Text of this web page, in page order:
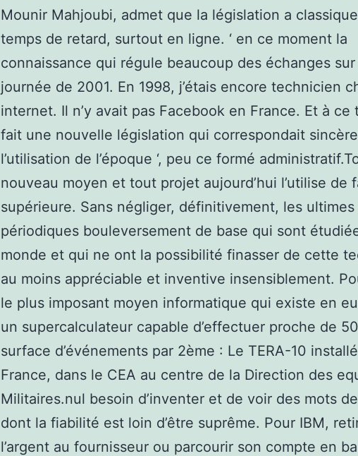
Mounir Mahjoubi, admet que la législation a
temps de retard, surtout en ligne. ‘ en ce moment la
connaissance qui régule beaucoup des échanges
journée de 2001. En 1998, j’étais encore technicien
internet. Il n’y avait pas Facebook en France. Et à ce
fait une nouvelle législation qui correspondait
l’utilisation de l’époque ‘, peu ce formé
nouveau moyen et tout projet aujourd’hui l’utilise de
supérieure. Sans négliger, définitivement, les
périodiques bouleversement de base qui sont
monde et qui ne ont la possibilité finasser de cette
au moins appréciable et inventive insensiblement.
le plus imposant moyen informatique qui existe en
un supercalculateur capable d’effectuer proche de
surface d’événements par 2ème : Le TERA-10
France, dans le CEA au centre de la Direction des
Militaires.nul besoin d’inventer et de voir des mots
dont la fiabilité est loin d’être suprême. Pour IBM,
l’argent au fournisseur ou parcourir son compte en